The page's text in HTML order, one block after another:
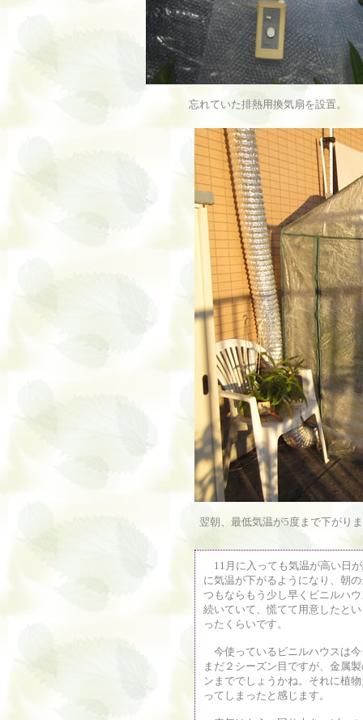
忘れていた排熱用換気扇を設置。
翌朝、最低気温が5度まで下がり
11月に入っても気温が高い日
に気温が下がるようになり、朝
つもならもう少し早くビニルハ
続いていて、慌てて用意したと
ったくらいです。
今使っているビニルハウスは
まだ２シーズン目ですが、金属
ンまででしょうかね。それに植
ってしまったと感じます。